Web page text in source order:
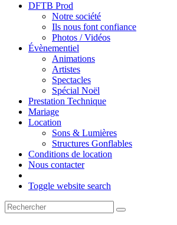
DFTB Prod
Notre société
Ils nous font confiance
Photos / Vidéos
Évènementiel
Animations
Artistes
Spectacles
Spécial Noël
Prestation Technique
Mariage
Location
Sons & Lumières
Structures Gonflables
Conditions de location
Nous contacter
Toggle website search